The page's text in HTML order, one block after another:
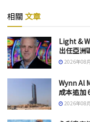
相關 文章
Light &
出任亞洲
2026年08
Wynn Al
成本追加
2026年08